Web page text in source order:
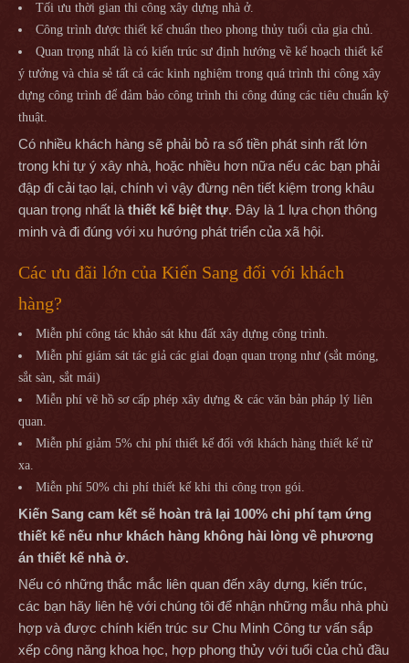
Tối ưu thời gian thi công xây dựng nhà ở.
Công trình được thiết kế chuẩn theo phong thủy tuổi của gia chủ.
Quan trọng nhất là có kiến trúc sư định hướng về kế hoạch thiết kế
ý tưởng và chia sẻ tất cả các kinh nghiệm trong quá trình thi công xây
dựng công trình để đảm bảo công trình thi công đúng các tiêu chuẩn kỹ
thuật.
Có nhiều khách hàng sẽ phải bỏ ra số tiền phát sinh rất lớn
trong khi tự ý xây nhà, hoặc nhiều hơn nữa nếu các bạn phải
đập đi cải tạo lại, chính vì vậy đừng nên tiết kiệm trong khâu
quan trọng nhất là thiết kế biệt thự. Đây là 1 lựa chọn thông
minh và đi đúng với xu hướng phát triển của xã hội.
Các ưu đãi lớn của Kiến Sang đối với khách
hàng?
Miễn phí công tác khảo sát khu đất xây dựng công trình.
Miễn phí giám sát tác giả các giai đoạn quan trọng như (sắt móng,
sắt sàn, sắt mái)
Miễn phí vẽ hồ sơ cấp phép xây dựng & các văn bản pháp lý liên
quan.
Miễn phí giảm 5% chi phí thiết kế đối với khách hàng thiết kế từ
xa.
Miễn phí 50% chi phí thiết kế khi thi công trọn gói.
Kiến Sang cam kết sẽ hoàn trả lại 100% chi phí tạm ứng
thiết kế nếu như khách hàng không hài lòng về phương
án thiết kế nhà ở.
Nếu có những thắc mắc liên quan đến xây dựng, kiến trúc,
các bạn hãy liên hệ với chúng tôi để nhận những mẫu nhà phù
hợp và được chính kiến trúc sư Chu Minh Công tư vấn sắp
xếp công năng khoa học, hợp phong thủy với tuổi của chủ đầu